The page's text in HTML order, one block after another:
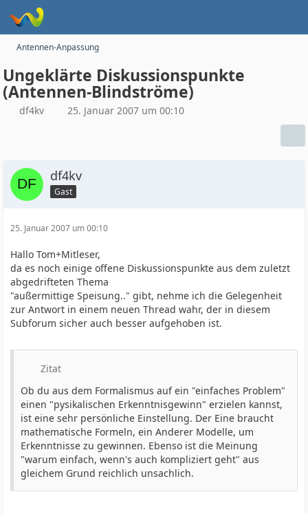
Antennen-Anpassung
Ungeklärte Diskussionspunkte
(Antennen-Blindströme)
df4kv 25. Januar 2007 um 00:10
df4kv
Gast
25. Januar 2007 um 00:10
Hallo Tom+Mitleser,
da es noch einige offene Diskussionspunkte aus dem zuletzt
abgedrifteten Thema
"außermittige Speisung.." gibt, nehme ich die Gelegenheit
zur Antwort in einem neuen Thread wahr, der in diesem
Subforum sicher auch besser aufgehoben ist.
Zitat
Ob du aus dem Formalismus auf ein "einfaches Problem"
einen "pysikalischen Erkenntnisgewinn" erzielen kannst,
ist eine sehr persönliche Einstellung. Der Eine braucht
mathematische Formeln, ein Anderer Modelle, um
Erkenntnisse zu gewinnen. Ebenso ist die Meinung
"warum einfach, wenn's auch kompliziert geht" aus
gleichem Grund reichlich unsachlich.